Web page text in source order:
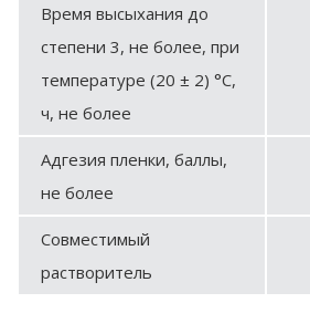
Время высыхания до
степени 3, не более, при
температуре (20 ± 2) °С,
ч, не более
Адгезия пленки, баллы,
не более
Совместимый
растворитель